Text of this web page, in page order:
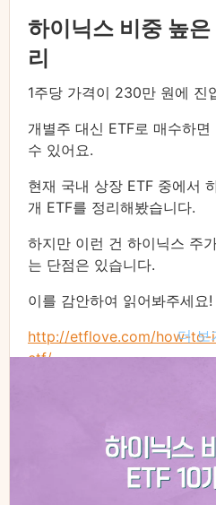
하이닉스 비중 높
리
1주당 가격이 230만 원에 진
개별주 대신 ETF로 매수하
수 있어요.
현재 국내 상장 ETF 중에서
개 ETF를 정리해봤습니다.
하지만 이런 건 하이닉스 주
는 단점은 있습니다.
이를 감안하여 읽어봐주세요!
http://etflove.com/how-
etf/
더 보